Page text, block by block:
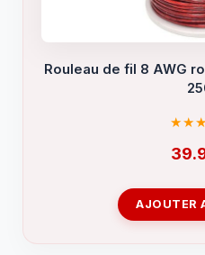
Rouleau de fil 8 AWG
AJOUTER